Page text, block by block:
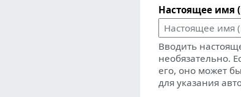
Настоящее имя
Вводить
необязательно.
его, оно может
для указания